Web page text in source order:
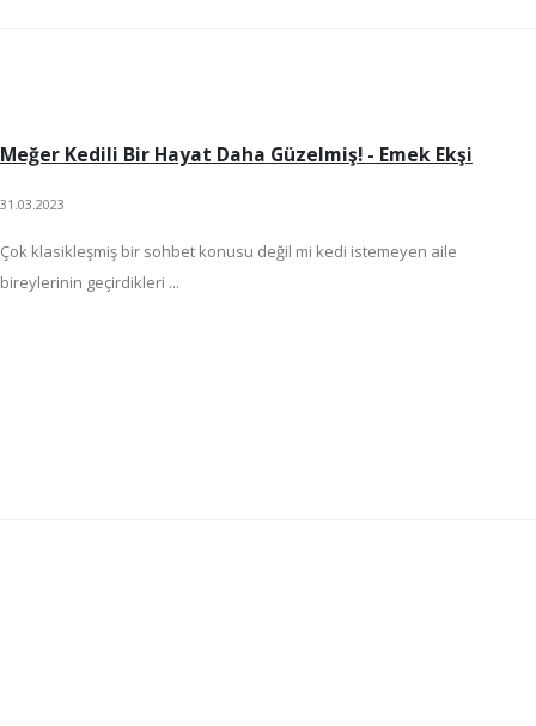
Meğer Kedili Bir Hayat Daha Güzelmiş! - Emek Ekşi
31.03.2023
Çok klasikleşmiş bir sohbet konusu değil mi kedi istemeyen aile
bireylerinin geçirdikleri ...